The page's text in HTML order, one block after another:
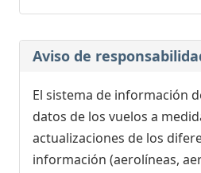
Aviso de
El sistema de información
datos de los vuelos a
actualizaciones de los
información (aerolíneas,